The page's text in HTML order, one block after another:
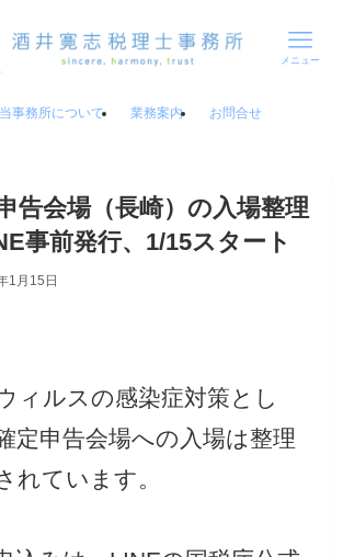
メニュー
当事務所について 業務案内 お問合せ
告会場（長崎）の入場整理
事前発行、1/15スタート
1月15日
ィルスの感染症対策とし
定申告会場への入場は整理
れています。